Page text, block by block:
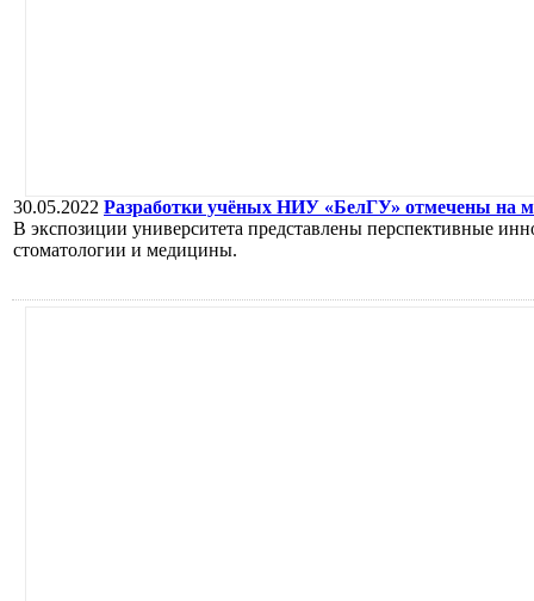
30.05.2022 Разработки учёных НИУ «БелГУ» отмечены на
В экспозиции университета представлены перспективные
стоматологии и медицины.